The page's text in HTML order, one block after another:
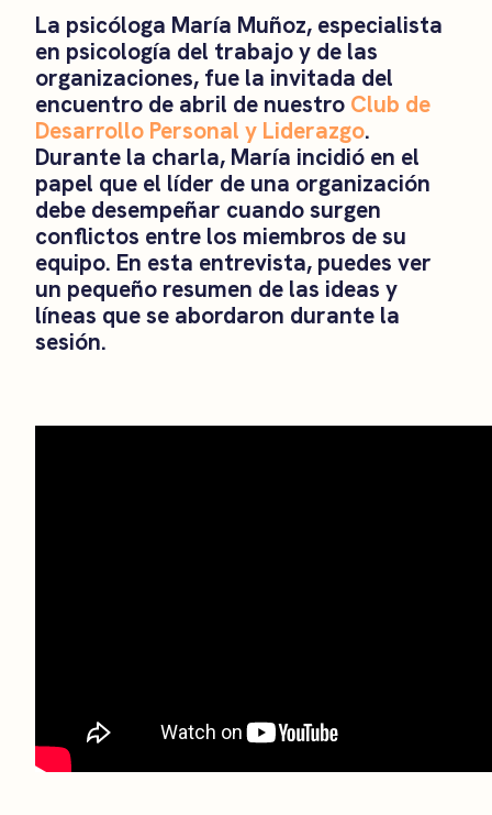
La psicóloga María Muñoz, especialista
en psicología del trabajo y de las
organizaciones, fue la invitada del
encuentro de abril de nuestro Club de
Desarrollo Personal y Liderazgo.
Durante la charla, María incidió en el
papel que el líder de una organización
debe desempeñar cuando surgen
conflictos entre los miembros de su
equipo. En esta entrevista, puedes ver
un pequeño resumen de las ideas y
líneas que se abordaron durante la
sesión.